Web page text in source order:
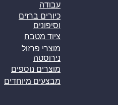
עבודה
כיורים ברזים
וסיפונים
ציוד מטבח
מוצרי פרזול
נירוסטה
מוצרים נוספים
מבצעים מיוחדים